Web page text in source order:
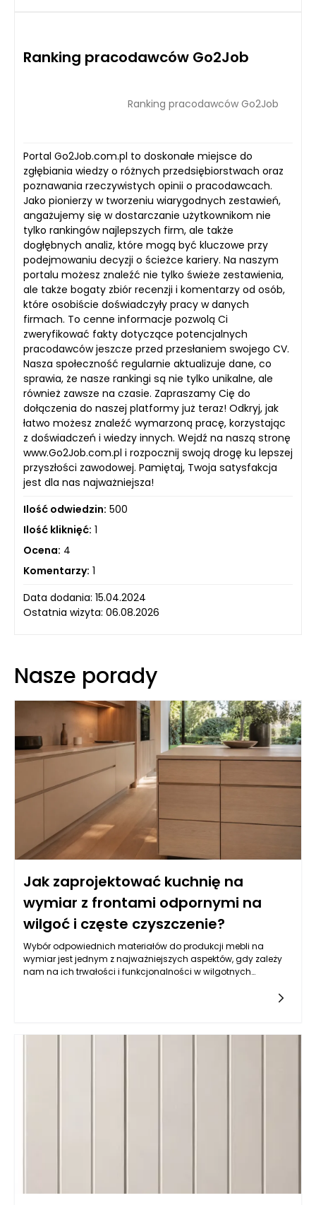
Ranking pracodawców Go2Job
Ranking pracodawców Go2Job
Portal Go2Job.com.pl to doskonałe miejsce do
zgłębiania wiedzy o różnych przedsiębiorstwach oraz
poznawania rzeczywistych opinii o pracodawcach.
Jako pionierzy w tworzeniu wiarygodnych zestawień,
angażujemy się w dostarczanie użytkownikom nie
tylko rankingów najlepszych firm, ale także
dogłębnych analiz, które mogą być kluczowe przy
podejmowaniu decyzji o ścieżce kariery. Na naszym
portalu możesz znaleźć nie tylko świeże zestawienia,
ale także bogaty zbiór recenzji i komentarzy od osób,
które osobiście doświadczyły pracy w danych
firmach. To cenne informacje pozwolą Ci
zweryfikować fakty dotyczące potencjalnych
pracodawców jeszcze przed przesłaniem swojego CV.
Nasza społeczność regularnie aktualizuje dane, co
sprawia, że nasze rankingi są nie tylko unikalne, ale
również zawsze na czasie. Zapraszamy Cię do
dołączenia do naszej platformy już teraz! Odkryj, jak
łatwo możesz znaleźć wymarzoną pracę, korzystając
z doświadczeń i wiedzy innych. Wejdź na naszą stronę
www.Go2Job.com.pl i rozpocznij swoją drogę ku lepszej
przyszłości zawodowej. Pamiętaj, Twoja satysfakcja
jest dla nas najważniejsza!
Ilość odwiedzin: 500
Ilość kliknięć: 1
Ocena: 4
Komentarzy: 1
Data dodania: 15.04.2024
Ostatnia wizyta: 06.08.2026
Nasze porady
Jak zaprojektować kuchnię na
wymiar z frontami odpornymi na
wilgoć i częste czyszczenie?
Wybór odpowiednich materiałów do produkcji mebli na
wymiar jest jednym z najważniejszych aspektów, gdy zależy
nam na ich trwałości i funkcjonalności w wilgotnych
sklejka wodoodporna. Istotne jest, aby materiał miał